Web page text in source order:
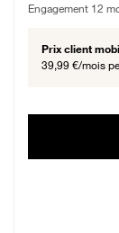
Engagement 12
Prix client
39,99 €/mois